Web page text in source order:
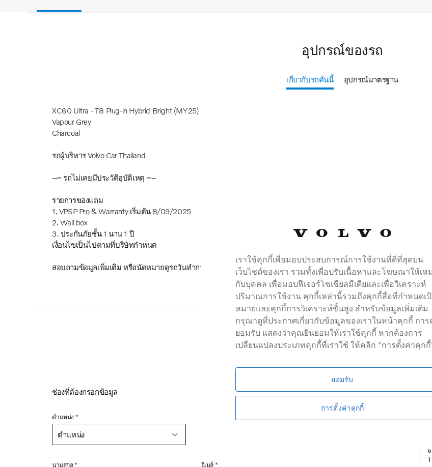
อุปกรณ์ของรถ
เกี่ยวกับรถคันนี้ อุปกรณ์มาตรฐาน
XC60 Ultra - T8 Plug-in Hybrid Bright (MY25)
Vapour Grey
Charcoal
รถผู้บริหาร Volvo Car Thailand
--= รถไม่เคยมีประวัติอุบัติเหตุ =--
รายการของแถม
1. VPSP Pro & Warranty เริ่มต้น 8/09/2025
2. Wall box
3. ประกันภัยชั้น 1 นาน 1 ปี
เงื่อนไขเป็นไปตามที่บริษัทกำหนด
สอบถามข้อมูลเพิ่มเติม หรือนัดหมายดูรถวันทำการ โทร 063-081-3205 หรือ Call center 02-544-0446
ติดต่อผู้จัดจำหน่าย / ที่ทำการของผู้จัดจำห
ช่องที่ต้องกรอกข้อมูล
ตำแหน่ง *
ตำแหน่ง
นามสกุล * อีเมล์ *
เราใช้คุกกี้เพื่อมอบประสบการณ์การใช้งานที่ดีที่สุดบน
เว็บไซต์ของเรา รวมทั้งเพื่อปรับเนื้อหาและโฆษณาให้เห
กับบุคคล เพื่อมอบฟีเจอร์โซเชียลมีเดียและเพื่อวิเคราะห์
ปริมาณการใช้งาน คุกกี้เหล่านี้รวมถึงคุกกี้สื่อที่กำหนดเ
หมายและคุกกี้การวิเคราะห์ขั้นสูง สำหรับข้อมูลเพิ่มเติม
กรุณาดูที่ประกาศเกี่ยวกับข้อมูลของเราในหน้าคุกกี้ การ
ยอมรับ แสดงว่าคุณยินยอมให้เราใช้คุกกี้ หากต้องการ
เปลี่ยนแปลงประเภทคุกกี้ที่เราใช้ ให้คลิก "การตั้งค่าคุก
ยอมรับ
การตั้งค่าคุกกี้